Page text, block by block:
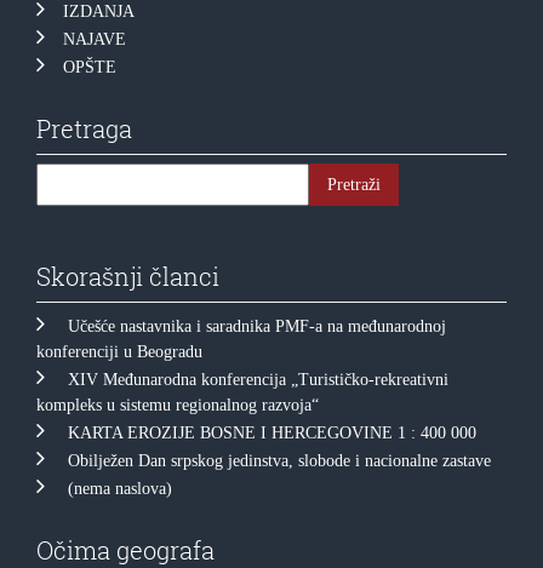
IZDANJA
NAJAVE
OPŠTE
Pretraga
Skorašnji članci
Učešće nastavnika i saradnika PMF-a na međunarodnoj
konferenciji u Beogradu
XIV Međunarodna konferencija „Turističko-rekreativni
kompleks u sistemu regionalnog razvoja“
KARTA EROZIJE BOSNE I HERCEGOVINE 1 : 400 000
Obilježen Dan srpskog jedinstva, slobode i nacionalne zastave
(nema naslova)
Očima geografa